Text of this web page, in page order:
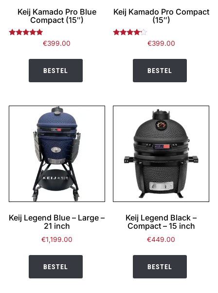
Keij Kamado Pro Blue
Compact (15″)
Gewaardeerd€399.00
BESTEL
Keij Kamado Pro Compact
(15″)
Gewaardeerd€399.00
BESTEL
Keij Legend Blue – Large –
21 inch
€1,199.00
BESTEL
Keij Legend Black –
Compact – 15 inch
€449.00
BESTEL